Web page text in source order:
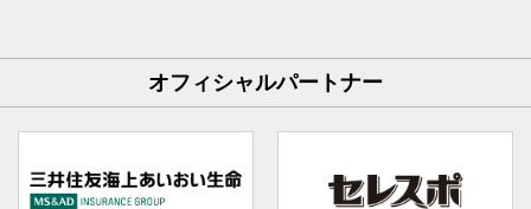
オフィシャルパートナー